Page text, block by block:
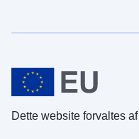
Dette website forvaltes af